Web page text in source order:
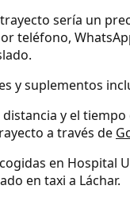
sería un
teléfono,
y suplementos
y el
a través de
en Hospital
en taxi a Láchar.